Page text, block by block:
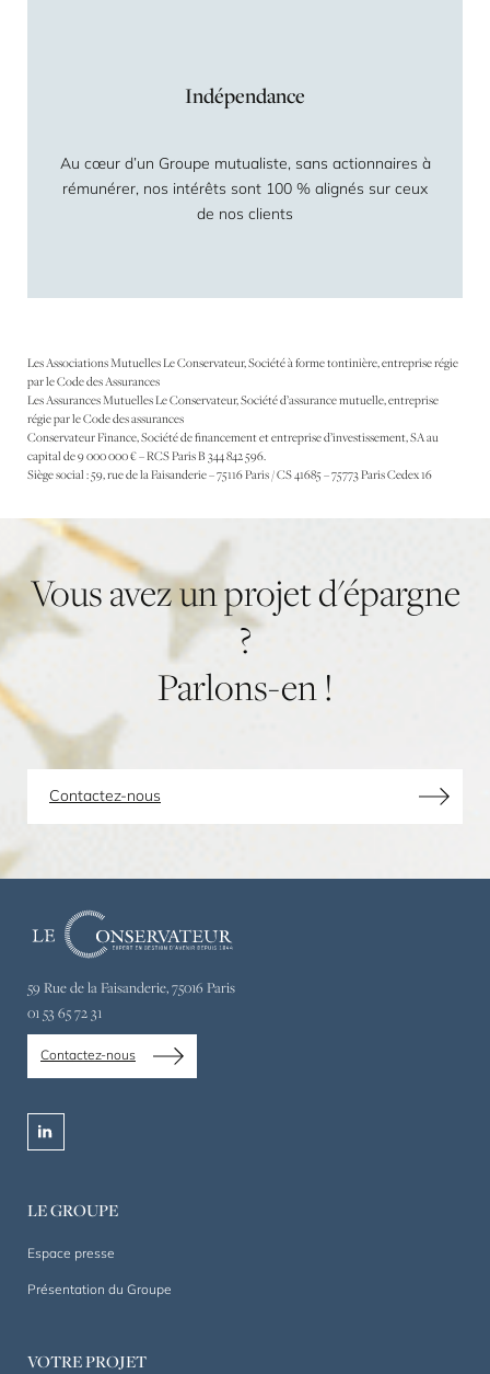
Indépendance
Au cœur d’un Groupe mutualiste, sans actionnaires à
rémunérer, nos intérêts sont 100 % alignés sur ceux
de nos clients
Les Associations Mutuelles Le Conservateur, Société à forme tontinière, entreprise régie
par le Code des Assurances
Les Assurances Mutuelles Le Conservateur, Société d’assurance mutuelle, entreprise
régie par le Code des assurances
Conservateur Finance, Société de financement et entreprise d’investissement, SA au
capital de 9 000 000 € – RCS Paris B 344 842 596.
Siège social : 59, rue de la Faisanderie – 75116 Paris / CS 41685 – 75773 Paris Cedex 16
Vousavezunprojetd'épargne
?
Parlons-en!
Contactez-nous
59 Rue de la Faisanderie, 75016 Paris
01 53 65 72 31
Contactez-nous
linkedin
LE GROUPE
Espace presse
Présentation du Groupe
VOTRE PROJET